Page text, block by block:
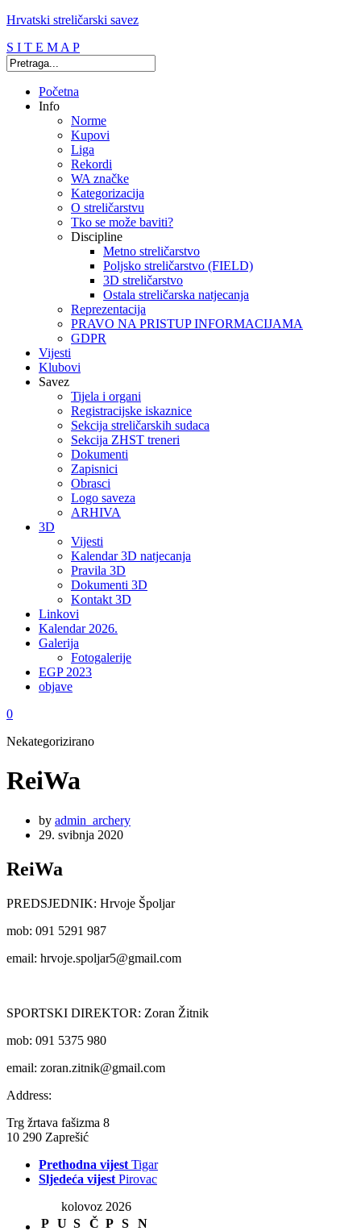
Hrvatski streličarski savez
S I T E M A P
Početna
Info
Norme
Kupovi
Liga
Rekordi
WA značke
Kategorizacija
O streličarstvu
Tko se može baviti?
Discipline
Metno streličarstvo
Poljsko streličarstvo (FIELD)
3D streličarstvo
Ostala streličarska natjecanja
Reprezentacija
PRAVO NA PRISTUP INFORMACIJAMA
GDPR
Vijesti
Klubovi
Savez
Tijela i organi
Registracijske iskaznice
Sekcija streličarskih sudaca
Sekcija ZHST treneri
Dokumenti
Zapisnici
Obrasci
Logo saveza
ARHIVA
3D
Vijesti
Kalendar 3D natjecanja
Pravila 3D
Dokumenti 3D
Kontakt 3D
Linkovi
Kalendar 2026.
Galerija
Fotogalerije
EGP 2023
objave
0
Nekategorizirano
ReiWa
by admin_archery
29. svibnja 2020
ReiWa
PREDSJEDNIK: Hrvoje Špoljar
mob: 091 5291 987
email: hrvoje.spoljar5@gmail.com
SPORTSKI DIREKTOR: Zoran Žitnik
mob: 091 5375 980
email: zoran.zitnik@gmail.com
Address:
Trg žrtava fašizma 8
10 290 Zaprešić
Prethodna vijest Tigar
Sljedeća vijest Pirovac
kolovoz 2026
P U S Č P S
N